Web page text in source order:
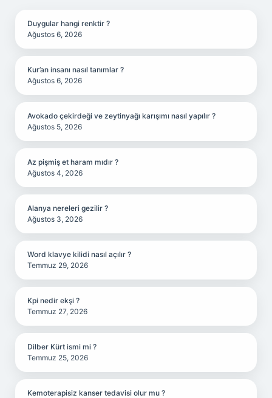
Duygular hangi renktir ?
Ağustos 6, 2026
Kur’an insanı nasıl tanımlar ?
Ağustos 6, 2026
Avokado çekirdeği ve zeytinyağı karışımı nasıl yapılır ?
Ağustos 5, 2026
Az pişmiş et haram mıdır ?
Ağustos 4, 2026
Alanya nereleri gezilir ?
Ağustos 3, 2026
Word klavye kilidi nasıl açılır ?
Temmuz 29, 2026
Kpi nedir ekşi ?
Temmuz 27, 2026
Dilber Kürt ismi mi ?
Temmuz 25, 2026
Kemoterapisiz kanser tedavisi olur mu ?